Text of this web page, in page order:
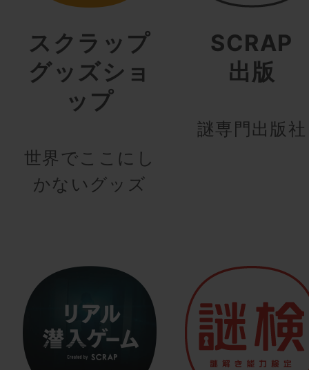
スクラップ
グッズショ
ップ
世界でここにし
かないグッズ
SCRAP
出版
謎専門出版社